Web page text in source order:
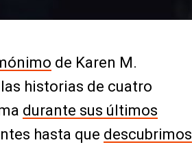
de Karen M.
historias de cuatro
durante sus últimos
hasta que descubrimos